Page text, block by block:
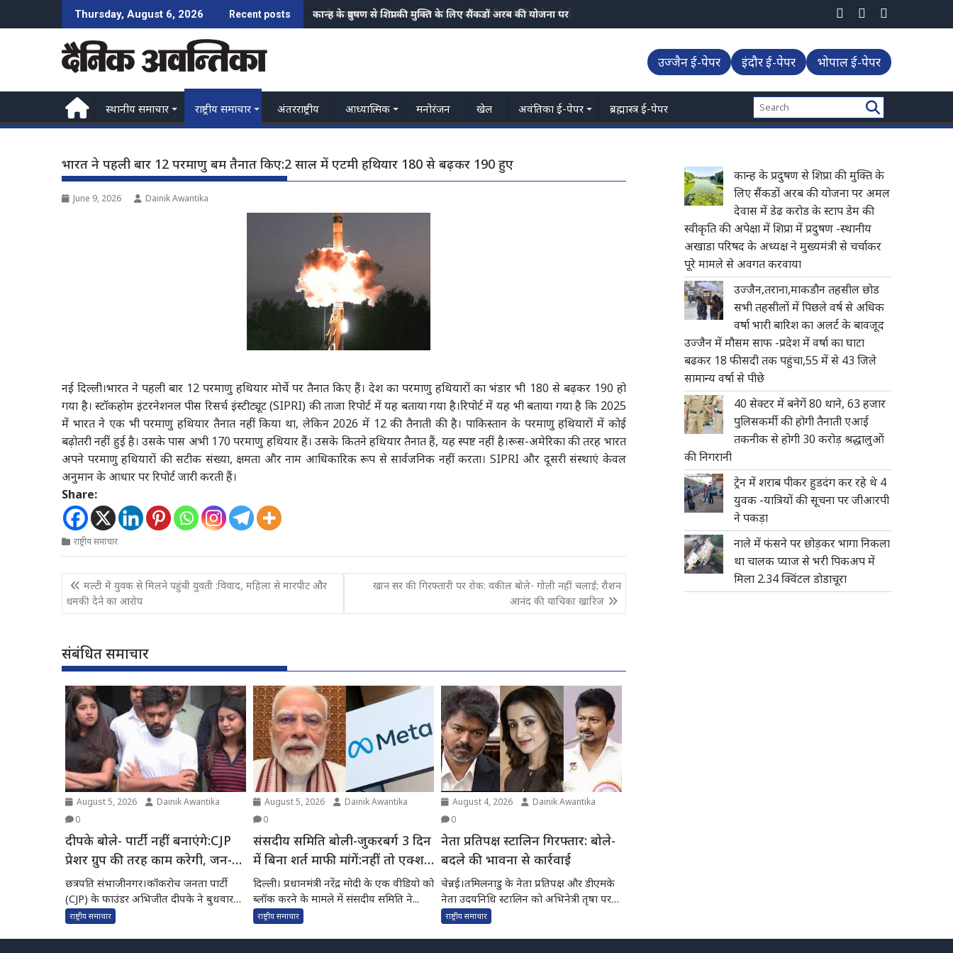
to
Thursday, August 6, 2026 Recent posts उज्जैन,तराना,माकडौन तहसील छोड सभी तहसीलों में पिछले वर्ष से अधिक वर्षा भारी बारिश का अलर्ट के बावजूद उज्जैन में मौसम साफ -प्रदेश में वर्षा का घाटा
उज्जैन ई-पेपर इंदौर ई-पेपर भोपाल ई-पेपर
स्थानीय समाचार राष्ट्रीय समाचार अंतरराष्ट्रीय आध्यात्मिक मनोरंजन खेल अवंतिका ई-पेपर ब्रह्मास्त्र ई-पेपर
भारत ने पहली बार 12 परमाणु बम तैनात किए:2 साल में एटमी हथियार 180 से बढ़कर 190 हुए
June 9, 2026 Dainik Awantika
नई दिल्ली।भारत ने पहली बार 12 परमाणु हथियार मोर्चे पर तैनात किए हैं। देश का परमाणु हथियारों का भंडार भी 180 से बढ़कर 190 हो
गया है। स्टॉकहोम इंटरनेशनल पीस रिसर्च इंस्टीट्यूट (SIPRI) की ताजा रिपोर्ट में यह बताया गया है।रिपोर्ट में यह भी बताया गया है कि 2025
में भारत ने एक भी परमाणु हथियार तैनात नहीं किया था, लेकिन 2026 में 12 की तैनाती की है। पाकिस्तान के परमाणु हथियारों में कोई
बढ़ोतरी नहीं हुई है। उसके पास अभी 170 परमाणु हथियार हैं। उसके कितने हथियार तैनात हैं, यह स्पष्ट नहीं है।रूस-अमेरिका की तरह भारत
अपने परमाणु हथियारों की सटीक संख्या, क्षमता और नाम आधिकारिक रूप से सार्वजनिक नहीं करता। SIPRI और दूसरी संस्थाएं केवल
अनुमान के आधार पर रिपोर्ट जारी करती हैं।
Share:
राष्ट्रीय समाचार
Post
navigation
मल्टी में युवक से मिलने पहुंची युवती :विवाद, महिला से मारपीट और
धमकी देने का आरोप
खान सर की गिरफ्तारी पर रोक: वकील बोले- गोली नहीं चलाई; रौशन
आनंद की याचिका खारिज
संबंधित समाचार
August 5, 2026
Dainik Awantika
0
दीपके बोले- पार्टी नहीं बनाएंगे:CJP
प्रेशर ग्रुप की तरह काम करेगी, जन-
आंदोलन की जरूरत
छत्रपति संभाजीनगर।कॉकरोच जनता पार्टी
(CJP) के फाउंडर अभिजीत दीपके ने बुधवार
को कहा कि CJP फिलहाल...
राष्ट्रीय समाचार
August 5, 2026
Dainik Awantika
0
संसदीय समिति बोली-जुकरबर्ग 3 दिन
में बिना शर्त माफी मांगें:नहीं तो एक्शन
के लिए तैयार रहें;
दिल्ली। प्रधानमंत्री नरेंद्र मोदी के एक वीडियो को
ब्लॉक करने के मामले में संसदीय समिति ने...
राष्ट्रीय समाचार
August 4, 2026
Dainik Awantika
0
नेता प्रतिपक्ष स्टालिन गिरफ्तार: बोले-
बदले की भावना से कार्रवाई
चेन्नई।तमिलनाडु के नेता प्रतिपक्ष और डीएमके
नेता उदयनिधि स्टालिन को अभिनेत्री तृषा पर
आपत्तिजनक टिप्पणी के...
राष्ट्रीय समाचार
कान्ह के प्रदुषण से शिप्रा की मुक्ति के
लिए सैंकडों अरब की योजना पर अमल
देवास में डेढ करोड के स्टाप डेम की
स्वीकृति की अपेक्षा में शिप्रा में प्रदुषण -स्थानीय
अखाडा परिषद के अध्यक्ष ने मुख्यमंत्री से चर्चाकर
पूरे मामले से अवगत करवाया
उज्जैन,तराना,माकडौन तहसील छोड
सभी तहसीलों में पिछले वर्ष से अधिक
वर्षा भारी बारिश का अलर्ट के बावजूद
उज्जैन में मौसम साफ -प्रदेश में वर्षा का घाटा
बढकर 18 फीसदी तक पहुंचा,55 में से 43 जिले
सामान्य वर्षा से पीछे
40 सेक्टर में बनेगें 80 थाने, 63 हजार
पुलिसकर्मी की होगी तैनाती एआई
तकनीक से होगी 30 करोड़ श्रद्धालुओं
की निगरानी
ट्रेन में शराब पीकर हुडदंग कर रहे थे 4
युवक -यात्रियों की सूचना पर जीआरपी
ने पकड़ा
नाले में फंसने पर छोड़कर भागा निकला
था चालक प्याज से भरी पिकअप में
मिला 2.34 क्विंटल डोडाचूरा